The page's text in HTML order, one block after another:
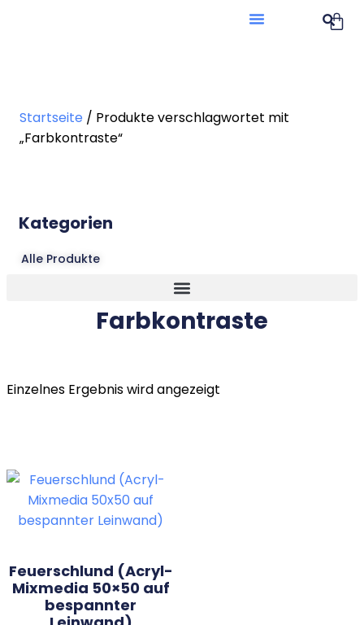
Farbkontraste
Einzelnes Ergebnis wird angezeigt
Feuerschlund (Acryl-
Mixmedia 50×50 auf
bespannter
Startseite / Produkte verschlagwortet mit
„Farbkontraste“
Kategorien
Alle Produkte